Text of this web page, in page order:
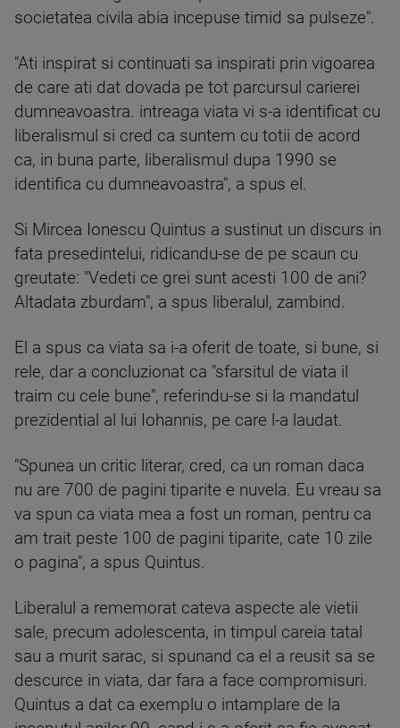
societatea civila abia incepuse timid sa pulseze".
"Ati inspirat si continuati sa inspirati prin vigoarea
de care ati dat dovada pe tot parcursul carierei
dumneavoastra. intreaga viata vi s-a identificat cu
liberalismul si cred ca suntem cu totii de acord
ca, in buna parte, liberalismul dupa 1990 se
identifica cu dumneavoastra", a spus el.
Si Mircea Ionescu Quintus a sustinut un discurs in
fata presedintelui, ridicandu-se de pe scaun cu
greutate: "Vedeti ce grei sunt acesti 100 de ani?
Altadata zburdam", a spus liberalul, zambind.
El a spus ca viata sa i-a oferit de toate, si bune, si
rele, dar a concluzionat ca "sfarsitul de viata il
traim cu cele bune", referindu-se si la mandatul
prezidential al lui Iohannis, pe care l-a laudat.
"Spunea un critic literar, cred, ca un roman daca
nu are 700 de pagini tiparite e nuvela. Eu vreau sa
va spun ca viata mea a fost un roman, pentru ca
am trait peste 100 de pagini tiparite, cate 10 zile
o pagina", a spus Quintus.
Liberalul a rememorat cateva aspecte ale vietii
sale, precum adolescenta, in timpul careia tatal
sau a murit sarac, si spunand ca el a reusit sa se
descurce in viata, dar fara a face compromisuri.
Quintus a dat ca exemplu o intamplare de la